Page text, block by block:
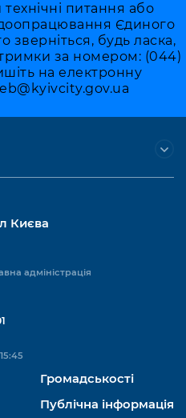
питання або
Єдиного
зверніться, будь ласка,
за номером: (044)
на електронну
Києва
адміністрація
Громадськості
Публічна інформація